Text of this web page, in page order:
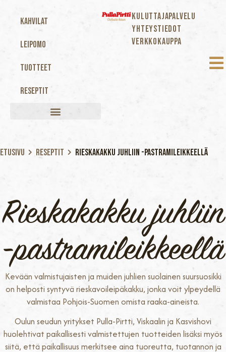
Kahvilat
Leipomo
Tuotteet
Reseptit
KULUTTAJAPALVELU
YHTEYSTIEDOT
VERKKOKAUPPA
Etusivu Reseptit Rieskakakku juhliin -pastramileikkeellä
Rieskakakku juhliin
-pastramileikkeellä
Kevään valmistujaisten ja muiden juhlien suolainen suursuosikki
on helposti syntyvä rieskavoileipäkakku, jonka voit ylpeydellä
valmistaa Pohjois-Suomen omista raaka-aineista.
Oulun seudun yritykset Pulla-Pirtti, Viskaalin ja Kasvishovi
huolehtivat paikallisesti valmistettujen tuotteiden lisäksi myös
siitä, että paikallisuus merkitsee aina tuoreutta, tuotannon ja